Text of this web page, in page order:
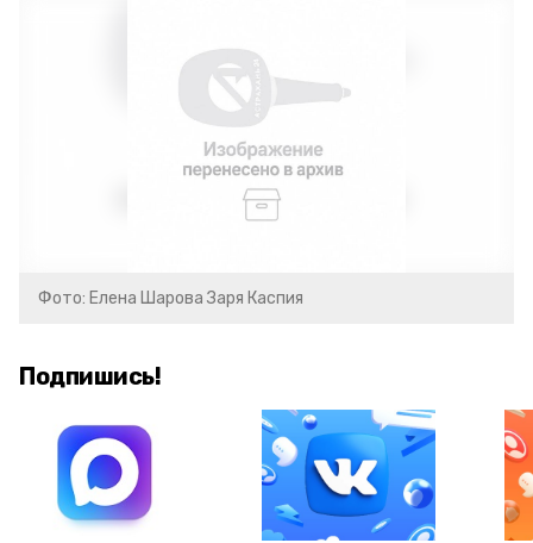
Фото: Елена Шарова Заря Каспия
Подпишись!